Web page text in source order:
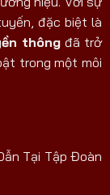
đặc biệt là
thôngđã trở
trong một môi
Tại Tập Đoàn